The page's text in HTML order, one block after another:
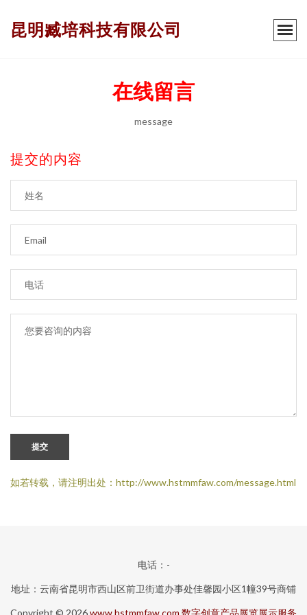
昆明臧培科技有限公司
在线留言
message
提交的内容
提交
如若转载，请注明出处：http://www.hstmmfaw.com/message.html
电话：-
地址：云南省昆明市西山区前卫街道办事处佳馨园小区1幢39号商铺
Copyright © 2026www.hstmmfaw.com 数字创意产品展览展示服务